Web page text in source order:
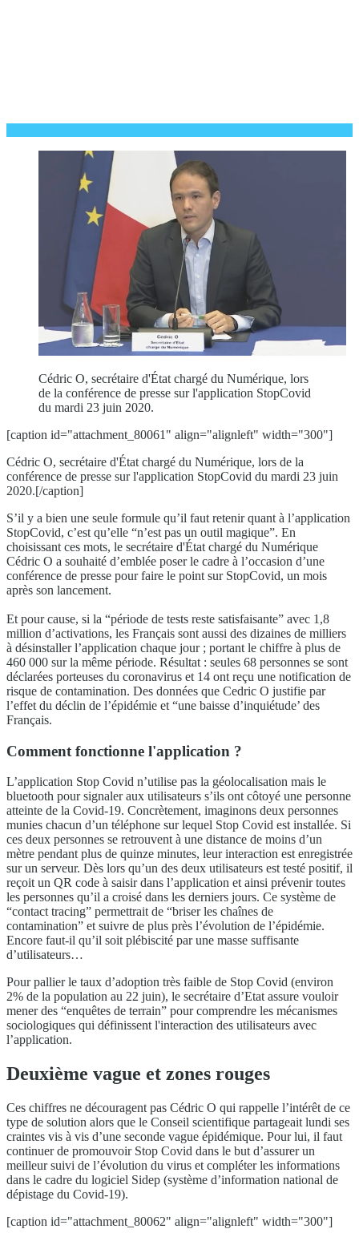
Cédric O, secrétaire d'État chargé du Numérique, lors
de la conférence de presse sur l'application StopCovid
du mardi 23 juin 2020.
[caption id="attachment_80061" align="alignleft" width="300"]
Cédric O, secrétaire d'État chargé du Numérique, lors de la
conférence de presse sur l'application StopCovid du mardi 23 juin
2020.[/caption]
S’il y a bien une seule formule qu’il faut retenir quant à l’application
StopCovid, c’est qu’elle “n’est pas un outil magique”. En
choisissant ces mots, le secrétaire d'État chargé du Numérique
Cédric O a souhaité d’emblée poser le cadre à l’occasion d’une
conférence de presse pour faire le point sur StopCovid, un mois
après son lancement.
Et pour cause, si la “période de tests reste satisfaisante” avec 1,8
million d’activations, les Français sont aussi des dizaines de milliers
à désinstaller l’application chaque jour ; portant le chiffre à plus de
460 000 sur la même période. Résultat : seules 68 personnes se sont
déclarées porteuses du coronavirus et 14 ont reçu une notification de
risque de contamination. Des données que Cedric O justifie par
l’effet du déclin de l’épidémie et “une baisse d’inquiétude’ des
Français.
Comment fonctionne l'application ?
L’application Stop Covid n’utilise pas la géolocalisation mais le
bluetooth pour signaler aux utilisateurs s’ils ont côtoyé une personne
atteinte de la Covid-19. Concrètement, imaginons deux personnes
munies chacun d’un téléphone sur lequel Stop Covid est installée. Si
ces deux personnes se retrouvent à une distance de moins d’un
mètre pendant plus de quinze minutes, leur interaction est enregistrée
sur un serveur. Dès lors qu’un des deux utilisateurs est testé positif, il
reçoit un QR code à saisir dans l’application et ainsi prévenir toutes
les personnes qu’il a croisé dans les derniers jours. Ce système de
“contact tracing” permettrait de “briser les chaînes de
contamination” et suivre de plus près l’évolution de l’épidémie.
Encore faut-il qu’il soit plébiscité par une masse suffisante
d’utilisateurs…
Pour pallier le taux d’adoption très faible de Stop Covid (environ
2% de la population au 22 juin), le secrétaire d’Etat assure vouloir
mener des “enquêtes de terrain” pour comprendre les mécanismes
sociologiques qui définissent l'interaction des utilisateurs avec
l’application.
Deuxième vague et zones rouges
Ces chiffres ne découragent pas Cédric O qui rappelle l’intérêt de ce
type de solution alors que le Conseil scientifique partageait lundi ses
craintes vis à vis d’une seconde vague épidémique. Pour lui, il faut
continuer de promouvoir Stop Covid dans le but d’assurer un
meilleur suivi de l’évolution du virus et compléter les informations
dans le cadre du logiciel Sidep (système d’information national de
dépistage du Covid-19).
[caption id="attachment_80062" align="alignleft" width="300"]